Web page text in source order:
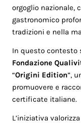
orgoglio nazionale,
gastronomico
tradizioni e nella
In questo contesto
Fondazione
“Origini Edition”,
promuovere e
certificate italiane.
L’iniziativa